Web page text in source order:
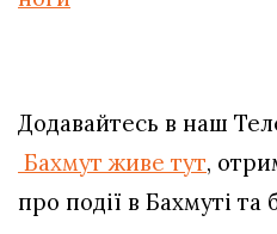
Додавайтесь в наш
Бахмут живе тут,
про події в Бахмуті та